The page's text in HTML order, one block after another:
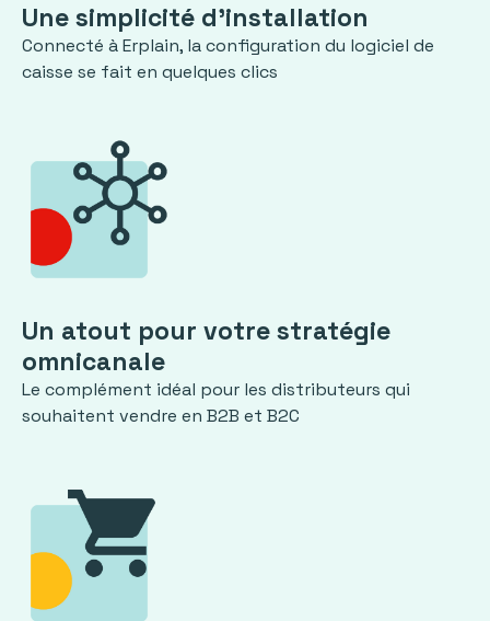
Une simplicité d'installation
Connecté à Erplain, la configuration du logiciel de
caisse se fait en quelques clics
Un atout pour votre stratégie
omnicanale
Le complément idéal pour les distributeurs qui
souhaitent vendre en B2B et B2C